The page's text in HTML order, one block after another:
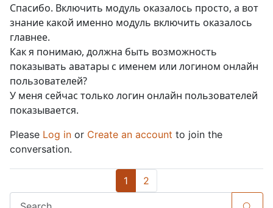
Спасибо. Включить модуль оказалось просто, а вот
знание какой именно модуль включить оказалось
главнее.
Как я понимаю, должна быть возможность
показывать аватары с именем или логином онлайн
пользователей?
У меня сейчас только логин онлайн пользователей
показывается.
Please Log in or Create an account to join the
conversation.
1 2